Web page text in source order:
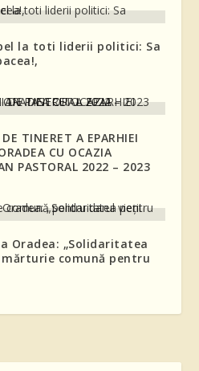
la toti liderii politici: Sa
TINERET A EPARHIEI
CU OCAZIA
PASTORAL 2022 – 2023
Oradea: „Solidaritatea
comună pentru